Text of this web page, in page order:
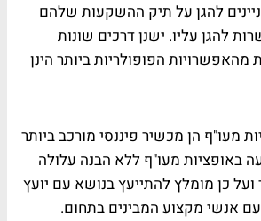
להגן על תיק ההשקעות שלהם
להגן עליו. ישנן דרכים שונות
הפופולריות ביותר הינן
מעו"ף הן מכשיר פיננסי מורכב ביותר
באופציות מעו"ף ללא הבנה עלולה
ועל כן מומלץ להתייעץ בנושא עם יועץ
אנשי מקצוע המבינים בתחום.